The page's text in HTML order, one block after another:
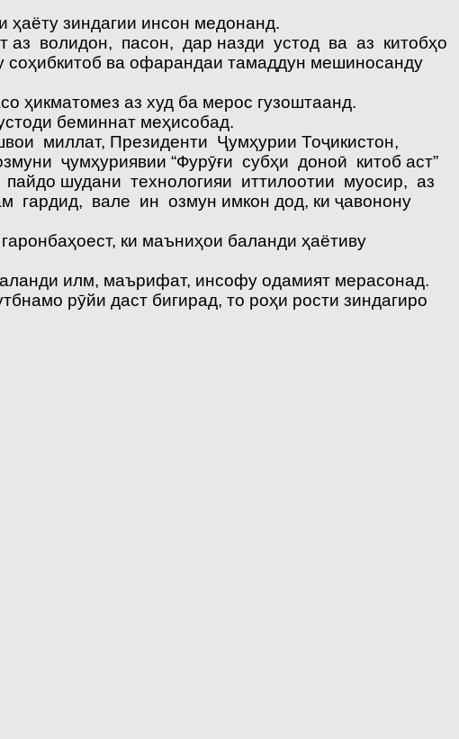
зиндагии инсон медонанд.
волидон, пасон, дар назди устод ва аз китобҳо
ва офарандаи тамаддун мешиносанду
ҳикматомез аз худ ба мерос гузоштаанд.
беминнат меҳисобад.
миллат, Президенти Ҷумҳурии Тоҷикистон,
ҷумҳуриявии “Фурӯғи субҳи доноӣ китоб аст”
шудани технологияи иттилоотии муосир, аз
гардид, вале ин озмун имкон дод, ки ҷавонону
ки маъниҳои баланди ҳаётиву
илм, маърифат, инсофу одамият мерасонад.
рӯйи даст бигирад, то роҳи рости зиндагиро